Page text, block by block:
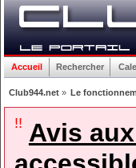
Accueil Rechercher
Club944.net» Le
!! Avis